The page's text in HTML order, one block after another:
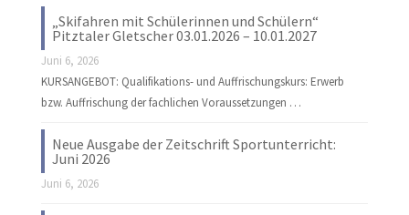
„Skifahren mit Schülerinnen und Schülern“
Pitztaler Gletscher 03.01.2026 – 10.01.2027
Juni 6, 2026
KURSANGEBOT: Qualifikations- und Auffrischungskurs: Erwerb
bzw. Auffrischung der fachlichen Voraussetzungen …
Neue Ausgabe der Zeitschrift Sportunterricht:
Juni 2026
Juni 6, 2026